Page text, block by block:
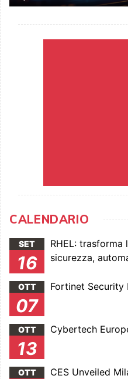
CALENDARIO
SET
16
RHEL:
sicurezza,
OTT
07
Fortinet Security
OTT
13
Cybertech
OTT CES Unveiled